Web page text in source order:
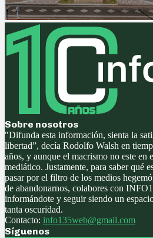
Sobre nosotros
"Difunda esta información, sienta la
libertad”, decía Rodolfo Walsh en
años, y aunque el macrismo no este
mediático. Justamente, para saber qué
pasar por el filtro de los medios
de abandonarnos, colabores con
informándote y seguir siendo un
tanta oscuridad.
Contacto: info135web@gmail.com
Síguenos